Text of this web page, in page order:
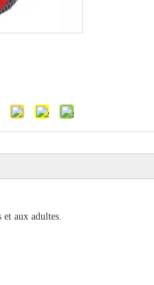
et aux adultes.